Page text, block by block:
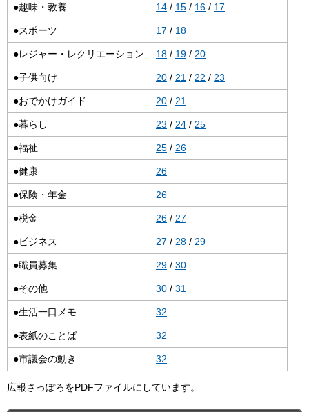
●趣味・教養 14 / 15 / 16 / 17
●スポーツ 17 / 18
●レジャー・レクリエーション 18 / 19 / 20
●子供向け 20 / 21 / 22 / 23
●おでかけガイド 20 / 21
●暮らし 23 / 24 / 25
●福祉 25 / 26
●健康 26
●保険・年金 26
●税金 26 / 27
●ビジネス 27 / 28 / 29
●職員募集 29 / 30
●その他 30 / 31
●生活一口メモ 32
●表紙のことば 32
●市議会の動き 32
広報さっぽろをPDFファイルにしています。